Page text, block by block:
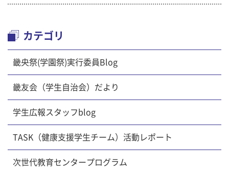
カテゴリ
畿央祭(学園祭)実行委員Blog
畿友会（学生自治会）だより
学生広報スタッフblog
TASK（健康支援学生チーム）活動レポート
次世代教育センタープログラム